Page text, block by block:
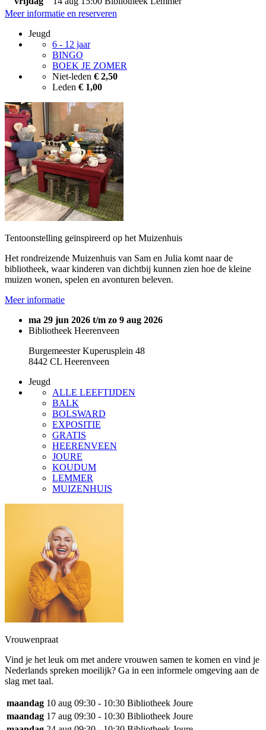
Meer informatie en reserveren
Jeugd
6 - 12 jaar
BINGO
BOEK JE ZOMER
Niet-leden € 2,50
Leden € 1,00
Tentoonstelling geïnspireerd op het Muizenhuis
Het rondreizende Muizenhuis van Sam en Julia komt naar de
bibliotheek, waar kinderen van dichtbij kunnen zien hoe de kleine
muizen wonen, spelen en avonturen beleven.
Meer informatie
ma 29 jun 2026 t/m zo 9 aug 2026
Bibliotheek Heerenveen
Burgemeester Kuperusplein 48
8442 CL Heerenveen
Jeugd
ALLE LEEFTIJDEN
BALK
BOLSWARD
EXPOSITIE
GRATIS
HEERENVEEN
JOURE
KOUDUM
LEMMER
MUIZENHUIS
Vrouwenpraat
Vind je het leuk om met andere vrouwen samen te komen en vind je
Nederlands spreken moeilijk? Ga in een informele omgeving aan de
slag met taal.
maandag 10 aug 09:30 - 10:30 Bibliotheek Joure
maandag 17 aug 09:30 - 10:30 Bibliotheek Joure